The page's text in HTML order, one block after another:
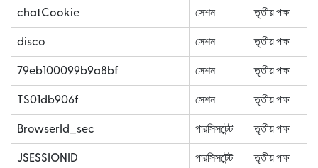
chatCookie সেশন তৃতীয় পক্ষ
disco সেশন তৃতীয় পক্ষ
79eb100099b9a8bf সেশন তৃতীয় পক্ষ
TS01db906f সেশন তৃতীয় পক্ষ
BrowserId_sec পারসিসটেন্ট তৃতীয় পক্ষ
JSESSIONID পারসিসটেন্ট তৃতীয় পক্ষ